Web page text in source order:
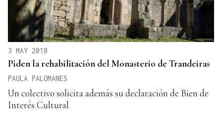
3 MAY 2018
Piden la rehabilitación del Monasterio de Trandeiras
PAULA PALOMANES
Un colectivo solicita además su declaración de Bien de
Interés Cultural